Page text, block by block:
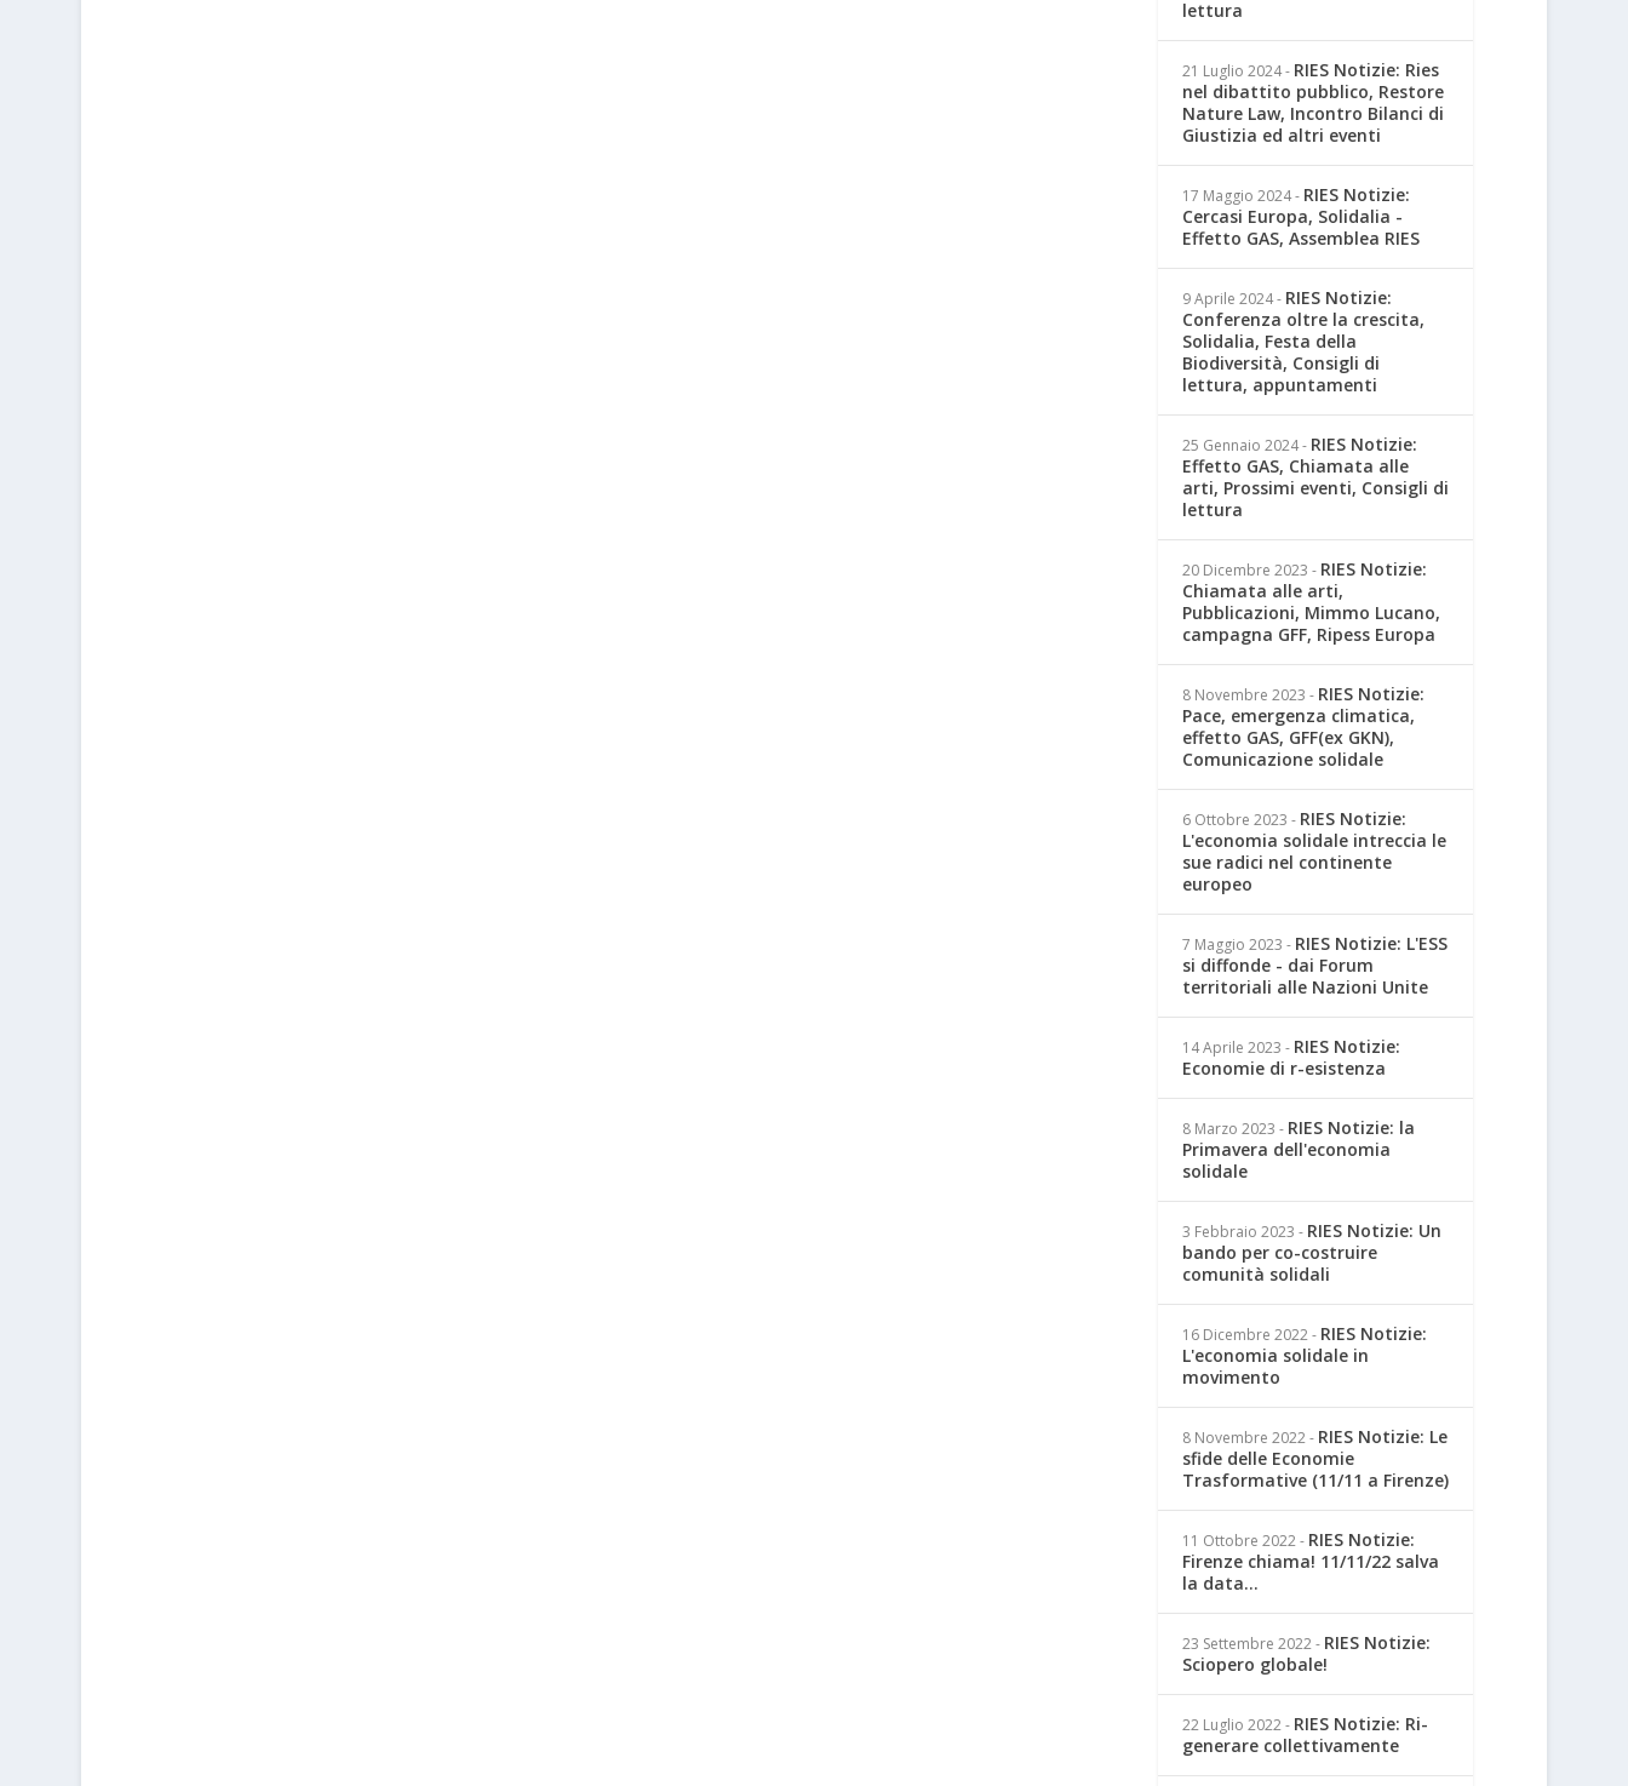
lettura
21 Luglio 2024- RIES Notizie: Ries
nel dibattito pubblico, Restore
Nature Law, Incontro Bilanci di
Giustizia ed altri eventi
17 Maggio 2024- RIES Notizie:
Cercasi Europa, Solidalia -
Effetto GAS, Assemblea RIES
9 Aprile 2024- RIES Notizie:
Conferenza oltre la crescita,
Solidalia, Festa della
Biodiversità, Consigli di
lettura, appuntamenti
25 Gennaio 2024- RIES Notizie:
Effetto GAS, Chiamata alle
arti, Prossimi eventi, Consigli di
lettura
20 Dicembre 2023 - RIES Notizie:
Chiamata alle arti,
Pubblicazioni, Mimmo Lucano,
campagna GFF, Ripess Europa
8 Novembre 2023 - RIES Notizie:
Pace, emergenza climatica,
effetto GAS, GFF(ex GKN),
Comunicazione solidale
6 Ottobre 2023 - RIES Notizie:
L'economia solidale intreccia le
sue radici nel continente
europeo
7 Maggio 2023 - RIES Notizie: L'ESS
si diffonde - dai Forum
territoriali alle Nazioni Unite
14 Aprile 2023 - RIES Notizie:
Economie di r-esistenza
8 Marzo 2023 - RIES Notizie: la
Primavera dell'economia
solidale
3 Febbraio 2023 - RIES Notizie: Un
bando per co-costruire
comunità solidali
16 Dicembre 2022- RIES Notizie:
L'economia solidale in
movimento
8 Novembre 2022- RIES Notizie: Le
sfide delle Economie
Trasformative (11/11 a Firenze)
11 Ottobre 2022- RIES Notizie:
Firenze chiama! 11/11/22 salva
la data...
23 Settembre 2022- RIES Notizie:
Sciopero globale!
22 Luglio 2022- RIES Notizie: Ri-
generare collettivamente